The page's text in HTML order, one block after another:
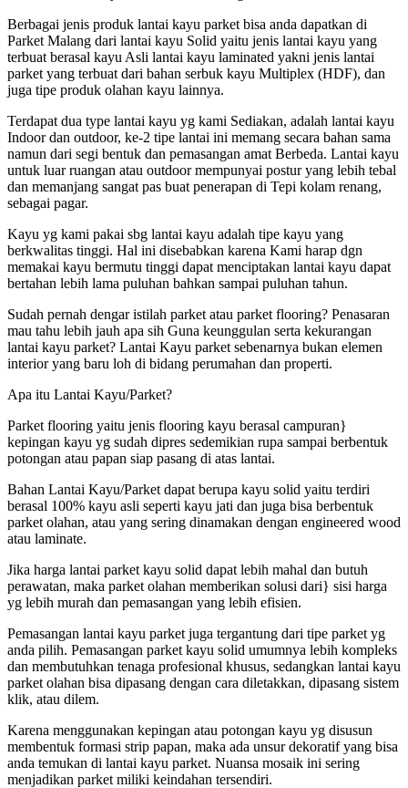
Berbagai jenis produk lantai kayu parket bisa anda dapatkan di
Parket Malang dari lantai kayu Solid yaitu jenis lantai kayu yang
terbuat berasal kayu Asli lantai kayu laminated yakni jenis lantai
parket yang terbuat dari bahan serbuk kayu Multiplex (HDF), dan
juga tipe produk olahan kayu lainnya.
Terdapat dua type lantai kayu yg kami Sediakan, adalah lantai kayu
Indoor dan outdoor, ke-2 tipe lantai ini memang secara bahan sama
namun dari segi bentuk dan pemasangan amat Berbeda. Lantai kayu
untuk luar ruangan atau outdoor mempunyai postur yang lebih tebal
dan memanjang sangat pas buat penerapan di Tepi kolam renang,
sebagai pagar.
Kayu yg kami pakai sbg lantai kayu adalah tipe kayu yang
berkwalitas tinggi. Hal ini disebabkan karena Kami harap dgn
memakai kayu bermutu tinggi dapat menciptakan lantai kayu dapat
bertahan lebih lama puluhan bahkan sampai puluhan tahun.
Sudah pernah dengar istilah parket atau parket flooring? Penasaran
mau tahu lebih jauh apa sih Guna keunggulan serta kekurangan
lantai kayu parket? Lantai Kayu parket sebenarnya bukan elemen
interior yang baru loh di bidang perumahan dan properti.
Apa itu Lantai Kayu/Parket?
Parket flooring yaitu jenis flooring kayu berasal campuran}
kepingan kayu yg sudah dipres sedemikian rupa sampai berbentuk
potongan atau papan siap pasang di atas lantai.
Bahan Lantai Kayu/Parket dapat berupa kayu solid yaitu terdiri
berasal 100% kayu asli seperti kayu jati dan juga bisa berbentuk
parket olahan, atau yang sering dinamakan dengan engineered wood
atau laminate.
Jika harga lantai parket kayu solid dapat lebih mahal dan butuh
perawatan, maka parket olahan memberikan solusi dari} sisi harga
yg lebih murah dan pemasangan yang lebih efisien.
Pemasangan lantai kayu parket juga tergantung dari tipe parket yg
anda pilih. Pemasangan parket kayu solid umumnya lebih kompleks
dan membutuhkan tenaga profesional khusus, sedangkan lantai kayu
parket olahan bisa dipasang dengan cara diletakkan, dipasang sistem
klik, atau dilem.
Karena menggunakan kepingan atau potongan kayu yg disusun
membentuk formasi strip papan, maka ada unsur dekoratif yang bisa
anda temukan di lantai kayu parket. Nuansa mosaik ini sering
menjadikan parket miliki keindahan tersendiri.